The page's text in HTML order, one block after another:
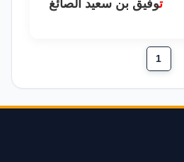
توفيق بن سعيد الصائغ
1